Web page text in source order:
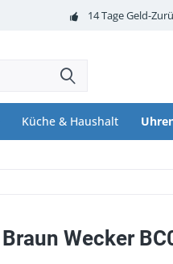
14 Tage Geld-
Küche & Haushalt
Braun Wecker